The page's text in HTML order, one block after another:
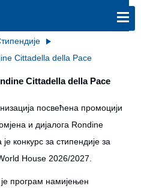
Cittadella della Pace
Cittadella della Pace
посвећена промоцији
и дијалога Rondine
конкурс за стипендије за
House 2026/2027.
програм намијењен